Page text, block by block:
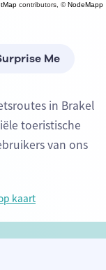
contributors, ©NodeMapp
Me
in Brakel
toeristische
van ons
kaart